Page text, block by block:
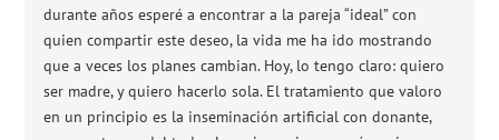
durante años esperé a encontrar a la pareja “ideal” con
quien compartir este deseo, la vida me ha ido mostrando
que a veces los planes cambian. Hoy, lo tengo claro: quiero
ser madre, y quiero hacerlo sola. El tratamiento que valoro
en un principio es la inseminación artificial con donante,